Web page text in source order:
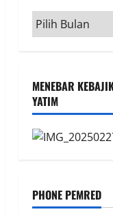
Arsip
MENEBAR
YATIM
PHONE PEMRED